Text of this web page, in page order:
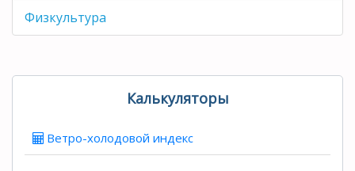
Физкультура
Калькуляторы
Ветро-холодовой индекс